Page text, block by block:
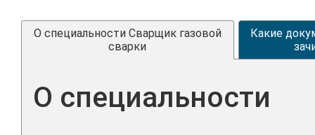
О специальности Сварщик газовой
сварки
Какие
О специальности